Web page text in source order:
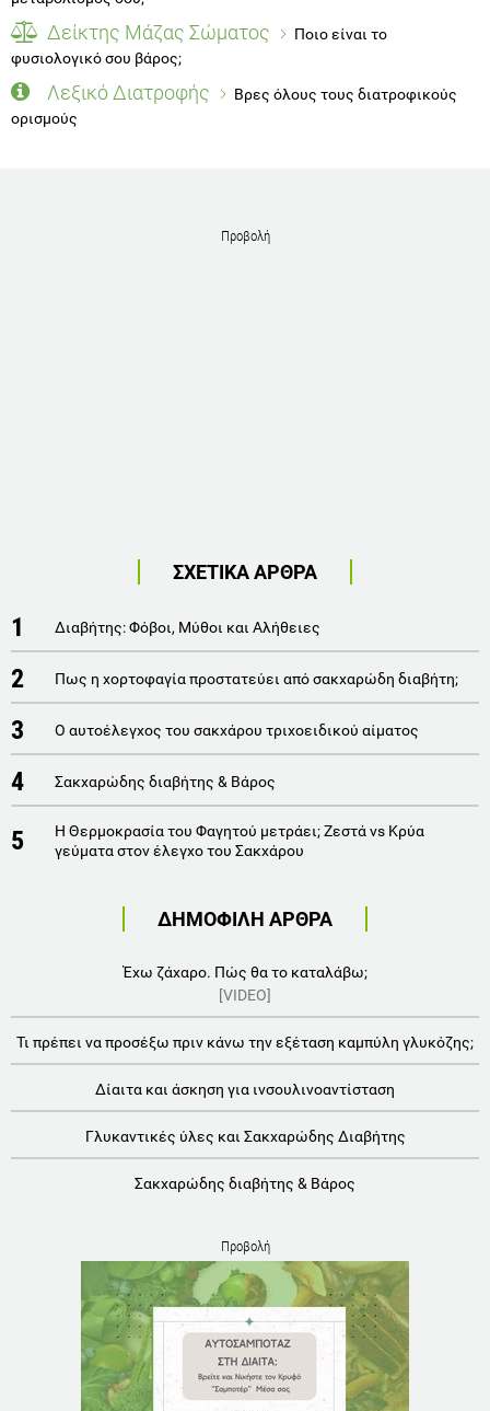
Δείκτης Μάζας Σώματος
Ποιο είναι το
φυσιολογικό σου βάρος;
Λεξικό Διατροφής
Βρες όλους τους διατροφικούς
ορισμούς
Προβολή
ΣΧΕΤΙΚΑ ΑΡΘΡΑ
1 Διαβήτης: Φόβοι, Μύθοι και Αλήθειες
2 Πως η χορτοφαγία προστατεύει από σακχαρώδη διαβήτη;
3 Ο αυτοέλεγχος του σακχάρου τριχοειδικού αίματος
4 Σακχαρώδης διαβήτης & Βάρος
5
Η Θερμοκρασία του Φαγητού μετράει; Ζεστά vs Κρύα
γεύματα στον έλεγχο του Σακχάρου
ΔΗΜΟΦΙΛΗ ΑΡΘΡΑ
Έχω ζάχαρο. Πώς θα το καταλάβω;
[VIDEO]
Τι πρέπει να προσέξω πριν κάνω την εξέταση καμπύλη γλυκόζης;
Δίαιτα και άσκηση για ινσουλινοαντίσταση
Γλυκαντικές ύλες και Σακχαρώδης Διαβήτης
Σακχαρώδης διαβήτης & Βάρος
Προβολή